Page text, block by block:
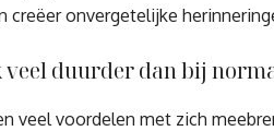
creëer onvergetelijke
duurder dan bij
veel voordelen met zich